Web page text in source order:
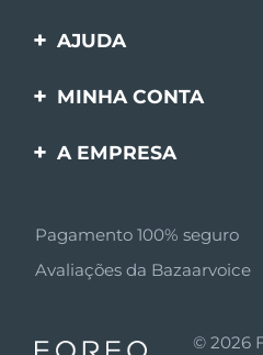
AJUDA
Entre em contato
MINHA CONTA
Registro de produto
A EMPRESA
Afiliados
Notícias de afiliados
Pagamento 100% seguro
Avaliações da Bazaarvoice
© 2026